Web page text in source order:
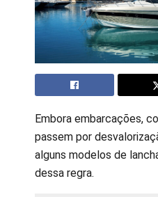
Embora embarcações,
passem por
alguns modelos de
dessa regra.